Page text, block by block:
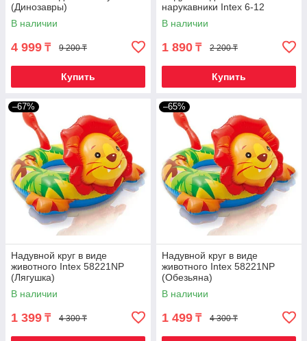
(Динозавры)
В наличии
4 999 ₸ 9 200 ₸
Купить
нарукавники Intex 6-12
В наличии
1 890 ₸ 2 200 ₸
Купить
–67%
Надувной круг в виде
животного Intex 58221NP
(Лягушка)
В наличии
1 399 ₸ 4 300 ₸
–65%
Надувной круг в виде
животного Intex 58221NP
(Обезьяна)
В наличии
1 499 ₸ 4 300 ₸